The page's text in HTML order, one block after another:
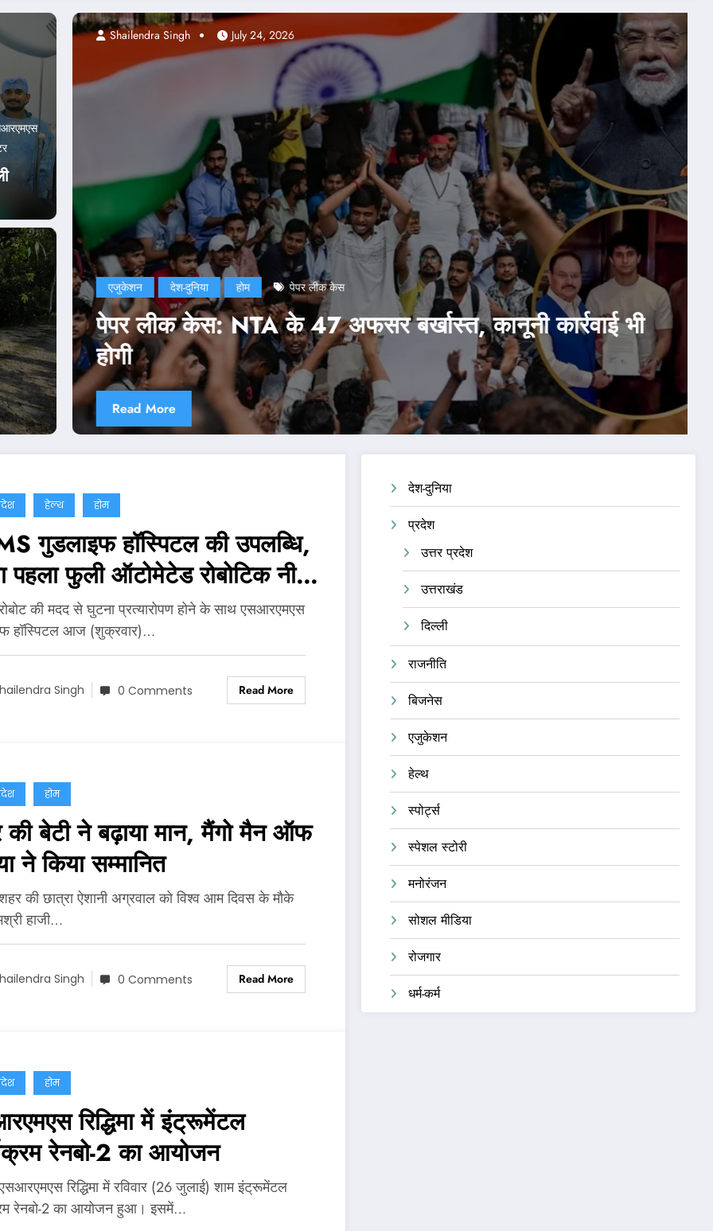
कार्रवाई भी
एजुकेशन दिल्ली देश-दुनिया राजनीति होम
NEET Paper Leak: सरकार ने मानी CJP की दो
नड्डा ने भी जारी किया बयान
Read More
Abhishek pandey July 24, 2026
हेल्थ होम
गुडलाइफ हॉस्पिटल की उपलब्धि,
पहला फुली ऑटोमेटेड रोबोटिक नी
की मदद से घुटना प्रत्यारोपण होने के साथ एसआरएमएस
हॉस्पिटल आज (शुक्रवार)…
Singh 0 Comments Read More
होम
बेटी ने बढ़ाया मान, मैंगो मैन ऑफ
ने किया सम्मानित
की छात्रा ऐशानी अग्रवाल को विश्व आम दिवस के मौके
हाजी…
Singh 0 Comments Read More
होम
रिद्धिमा में इंट्रूमेंटल
रेनबो-2 का आयोजन
रिद्धिमा में रविवार (26 जुलाई) शाम इंट्रूमेंटल
रेनबो-2 का आयोजन हुआ। इसमें…
देश-दुनिया
प्रदेश
उत्तर प्रदेश
उत्तराखंड
दिल्ली
राजनीति
बिजनेस
एजुकेशन
हेल्थ
स्पोर्ट्स
स्पेशल स्टोरी
मनोरंजन
सोशल मीडिया
रोजगार
धर्म-कर्म